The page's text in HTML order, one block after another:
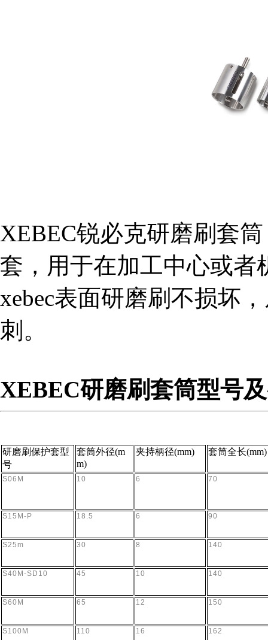
组织机构代码证
税务登记证
XEBEC锐必克研磨刷套
套，用于在加工中心或者
xebec表面研磨刷不损坏
刺。
XEBEC研磨刷套筒型号
研磨刷保护套型
号
套筒外径(m
m)
夹持柄径(mm) 套筒全长(mm)
S06M 10 6 70
S15M-P 18.5 6 90
S25m 30 8 140
S40M-SD10 45 10 140
S60M 65 12 150
S100M 110 16 162